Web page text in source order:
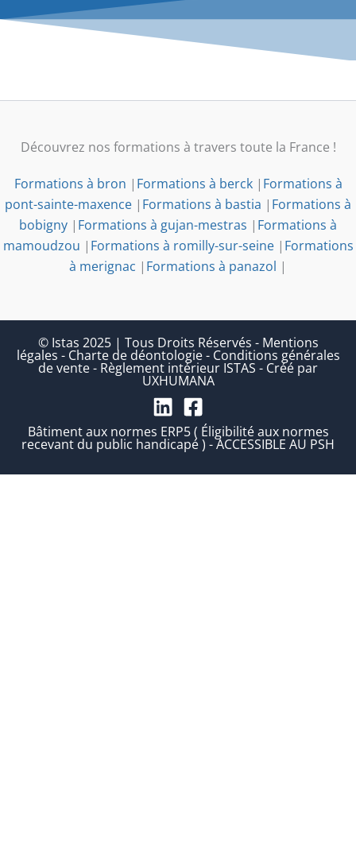
Découvrez nos formations à travers toute la France !
Formations à bron | Formations à berck| Formations à
pont-sainte-maxence | Formations à bastia | Formations à
bobigny | Formations à gujan-mestras | Formations à
mamoudzou | Formations à romilly-sur-seine| Formations
à merignac | Formations à panazol |
© Istas 2025 | Tous Droits Réservés - Mentions
légales - Charte de déontologie- Conditions générales
de vente- Règlement intérieur ISTAS - Créé par
UXHUMANA
Bâtiment aux normes ERP5 ( Éligibilité aux normes
recevant du public handicapé ) - ACCESSIBLE AU PSH